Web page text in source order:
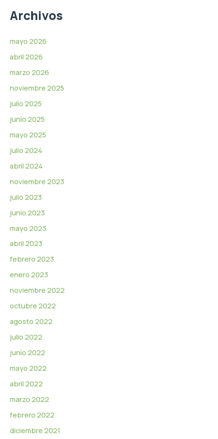
e
v
d
o
Archivos
mayo 2026
abril 2026
marzo 2026
noviembre 2025
julio 2025
junio 2025
mayo 2025
julio 2024
abril 2024
noviembre 2023
julio 2023
junio 2023
mayo 2023
abril 2023
febrero 2023
enero 2023
noviembre 2022
octubre 2022
agosto 2022
julio 2022
junio 2022
mayo 2022
abril 2022
marzo 2022
febrero 2022
diciembre 2021